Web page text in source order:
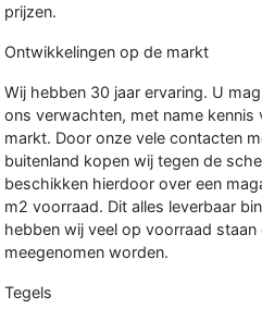
prijzen.
Ontwikkelingen op de markt
Wij hebben 30 jaar ervaring. U
ons verwachten, met name kennis
markt. Door onze vele contacten
buitenland kopen wij tegen de
beschikken hierdoor over een
m2 voorraad. Dit alles leverbaar
hebben wij veel op voorraad staan
meegenomen worden.
Tegels